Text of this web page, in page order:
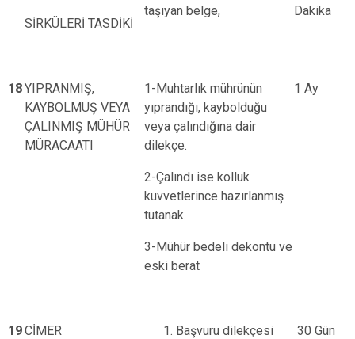
SİRKÜLERİ TASDİKİ
taşıyan belge,
Dakika
18YIPRANMIŞ,
KAYBOLMUŞ VEYA
ÇALINMIŞ MÜHÜR
MÜRACAATI
1-Muhtarlık mührünün
yıprandığı, kaybolduğu
veya çalındığına dair
dilekçe.
2-Çalındı ise kolluk
kuvvetlerince hazırlanmış
tutanak.
3-Mühür bedeli dekontu ve
eski berat
1 Ay
19CİMER
Başvuru dilekçesi
30 Gün